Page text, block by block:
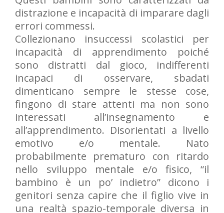
distrazione e incapacità di imparare dagli
errori commessi.
Collezionano insuccessi scolastici per
incapacità di apprendimento poiché
sono distratti dal gioco, indifferenti
incapaci di osservare, sbadati
dimenticano sempre le stesse cose,
fingono di stare attenti ma non sono
interessati all’insegnamento e
all’apprendimento. Disorientati a livello
emotivo e/o mentale. Nato
probabilmente prematuro con ritardo
nello sviluppo mentale e/o fisico, “il
bambino è un po’ indietro” dicono i
genitori senza capire che il figlio vive in
una realtà spazio-temporale diversa in